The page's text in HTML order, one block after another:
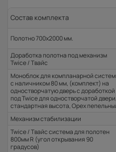
Состав комплекта
Полотно 700x2000 мм.
Доработка полотна под механизм
Twice / Твайс
Моноблок для компланарной
с наличником 80 мм, (комплект) на
одностворчатую дверь с доработкой
под Twice для одностворчатой двери,
стандартная высота, Орех
Механизм стабилизации
Twice / Твайс система для полотен
800мм R (угол открывания 90
градусов)